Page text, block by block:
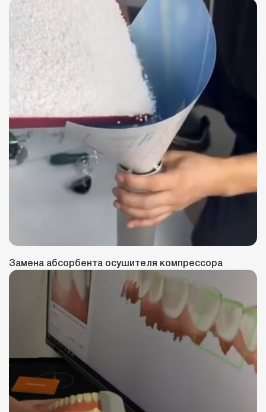
Замена абсорбента осушителя компрессора